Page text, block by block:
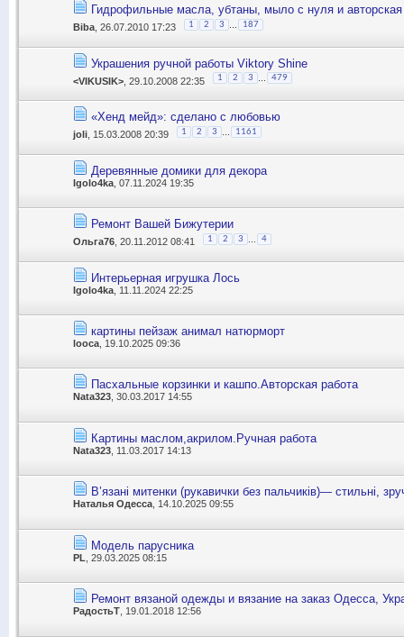
Гидрофильные масла, убтаны, мыло с нуля и авторская
Biba , 26.07.2010 17:23 1 2 3 187
Украшения ручной работы Viktory Shine
<VIKUSIK> , 29.10.2008 22:35 1 2 3 ... 479
«Хенд мейд»: сделано с любовью
joli , 15.03.2008 20:39 1 2 3 1161
Деревянные домики для декора
Igolo4ka , 07.11.2024 19:35
Ремонт Вашей Бижутерии
Ольга76 , 20.11.2012 08:41 1 2 3 4
Интерьерная игрушка Лось
Igolo4ka , 11.11.2024 22:25
картины пейзаж анимал натюрморт
looca , 19.10.2025 09:36
Пасхальные корзинки и кашпо.Авторская работа
Nata323, 30.03.2017 14:55
Картины маслом,акрилом.Ручная работа
Nata323 , 11.03.2017 14:13
В’язані митенки (рукавички без пальчиків)— стильні,
Наталья Одесса, 14.10.2025 09:55
Модель парусника
PL , 29.03.2025 08:15
Ремонт вязаной одежды и вязание на заказ Одесса,
РадостьТ , 19.01.2018 12:56